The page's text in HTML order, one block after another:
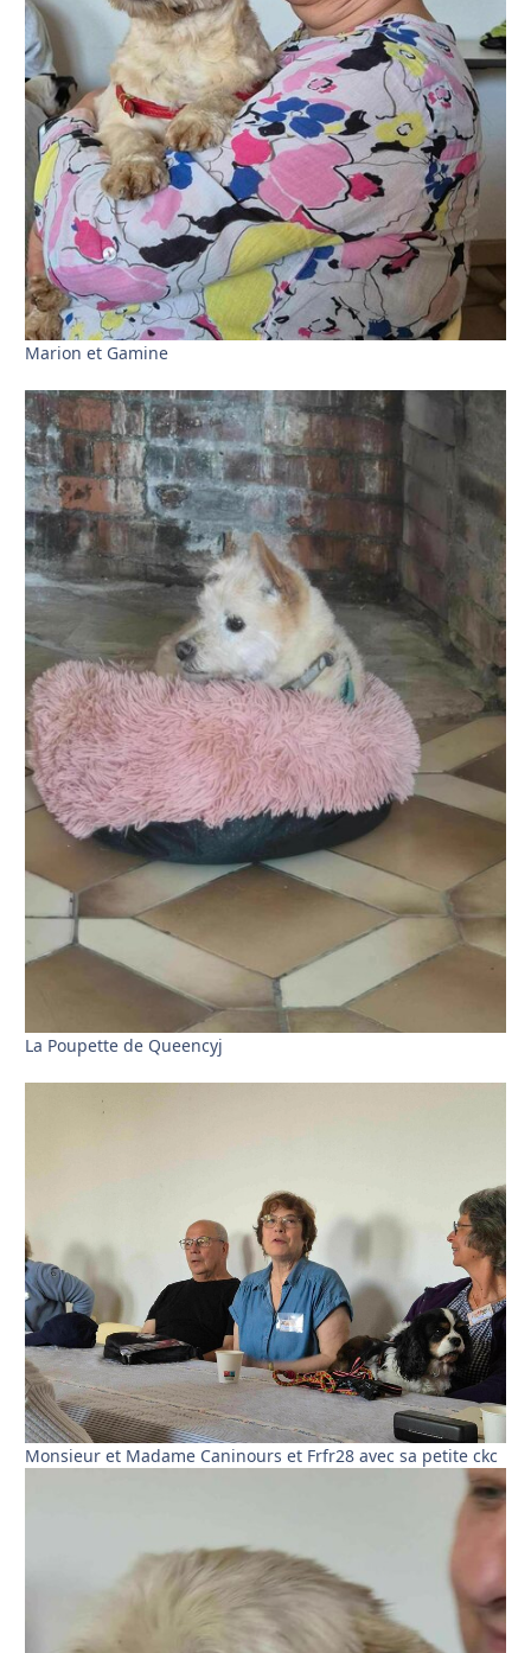
Marion et Gamine
La Poupette de Queencyj
Monsieur et Madame Caninours et Frfr28 avec sa petite ckc